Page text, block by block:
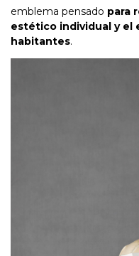
emblema pensado para
estético individual y el
habitantes.